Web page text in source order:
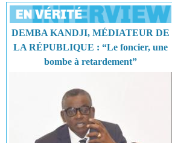
DEMBA KANDJI, MÉDIATEUR DE
LA RÉPUBLIQUE : “Le foncier, une
bombe à retardement”